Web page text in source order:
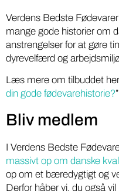
Verdens Bedste
mange gode historier om
anstrengelser for at gøre
dyrevelfærd og
Læs mere om tilbuddet
din gode fødevarehistorie?”
Bliv medlem
I Verdens Bedste
massivt op om danske
op om et bæredygtigt og
Derfor håber vi, du også vil